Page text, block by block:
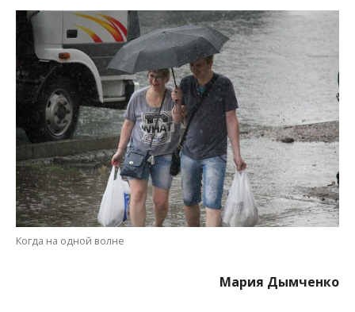
Когда на одной волне
Мария Дымченко
МІТКИ: ЖИЗНЬ,НОВОСТИ НИКОПОЛЯ ПОГОДА